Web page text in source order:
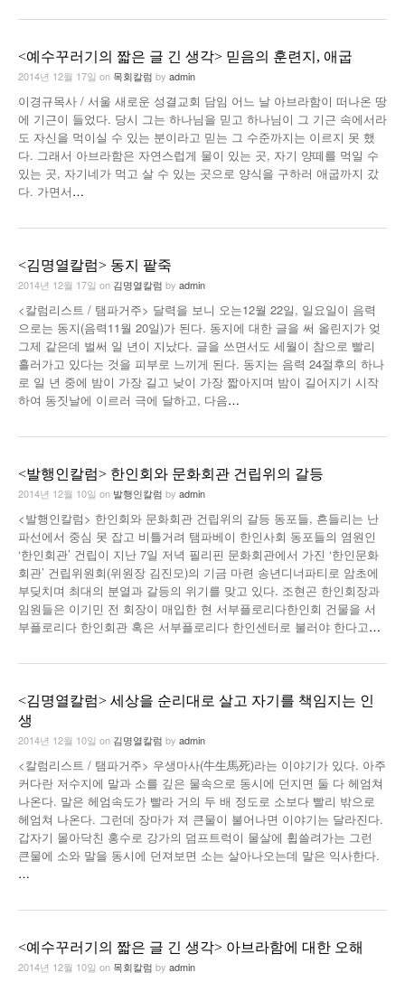
<예수꾸러기의 짧은 글 긴 생각> 믿음의 훈련지, 애굽
2014년 12월 17일 on 목회칼럼 by admin
이경규목사 / 서울 새로운 성결교회 담임 어느 날 아브라함이 떠나온 땅
에 기근이 들었다. 당시 그는 하나님을 믿고 하나님이 그 기근 속에서라
도 자신을 먹이실 수 있는 분이라고 믿는 그 수준까지는 이르지 못 했
다. 그래서 아브라함은 자연스럽게 물이 있는 곳, 자기 양떼를 먹일 수
있는 곳, 자기네가 먹고 살 수 있는 곳으로 양식을 구하러 애굽까지 갔
다. 가면서…
<김명열칼럼> 동지 팥죽
2014년 12월 17일 on 김명열칼럼 by admin
<칼럼리스트 / 탬파거주> 달력을 보니 오는12월 22일, 일요일이 음력
으로는 동지(음력11월 20일)가 된다. 동지에 대한 글을 써 올린지가 엊
그제 같은데 벌써 일 년이 지났다. 글을 쓰면서도 세월이 참으로 빨리
흘러가고 있다는 것을 피부로 느끼게 된다. 동지는 음력 24절후의 하나
로 일 년 중에 밤이 가장 길고 낮이 가장 짧아지며 밤이 길어지기 시작
하여 동짓날에 이르러 극에 달하고, 다음…
<발행인칼럼> 한인회와 문화회관 건립위의 갈등
2014년 12월 10일 on 발행인칼럼 by admin
<발행인칼럼> 한인회와 문화회관 건립위의 갈등 동포들, 흔들리는 난
파선에서 중심 못 잡고 비틀거려 탬파베이 한인사회 동포들의 염원인
‘한인회관’ 건립이 지난 7일 저녁 필리핀 문화회관에서 가진 ‘한인문화
회관’ 건립위원회(위원장 김진모)의 기금 마련 송년디너파티로 암초에
부딪치며 최대의 분열과 갈등의 위기를 맞고 있다. 조현곤 한인회장과
임원들은 이기민 전 회장이 매입한 현 서부플로리다한인회 건물을 서
부플로리다 한인회관 혹은 서부플로리다 한인센터로 불러야 한다고…
<김명열칼럼> 세상을 순리대로 살고 자기를 책임지는 인
생
2014년 12월 10일 on 김명열칼럼 by admin
<칼럼리스트 / 탬파거주> 우생마사(牛生馬死)라는 이야기가 있다. 아주
커다란 저수지에 말과 소를 깊은 물속으로 동시에 던지면 둘 다 헤엄쳐
나온다. 말은 헤엄속도가 빨라 거의 두 배 정도로 소보다 빨리 밖으로
헤엄쳐 나온다. 그런데 장마가 져 큰물이 불어나면 이야기는 달라진다.
갑자기 몰아닥친 홍수로 강가의 덤프트럭이 물살에 휩쓸려가는 그런
큰물에 소와 말을 동시에 던져보면 소는 살아나오는데 말은 익사한다.
…
<예수꾸러기의 짧은 글 긴 생각> 아브라함에 대한 오해
2014년 12월 10일 on 목회칼럼 by admin